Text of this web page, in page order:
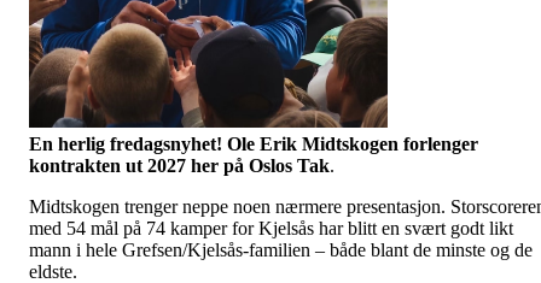
En herlig fredagsnyhet! Ole Erik Midtskogen forlenger
kontrakten ut 2027 her på Oslos Tak.
Midtskogen trenger neppe noen nærmere presentasjon.
med 54 mål på 74 kamper for Kjelsås har blitt en svært godt likt
mann i hele Grefsen/Kjelsås-familien – både blant de minste og de
eldste.